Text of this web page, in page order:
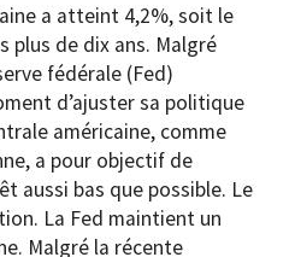
a atteint 4,2%, soit le
plus de dix ans. Malgré
fédérale (Fed)
d’ajuster sa politique
américaine, comme
a pour objectif de
aussi bas que possible. Le
La Fed maintient un
Malgré la récente